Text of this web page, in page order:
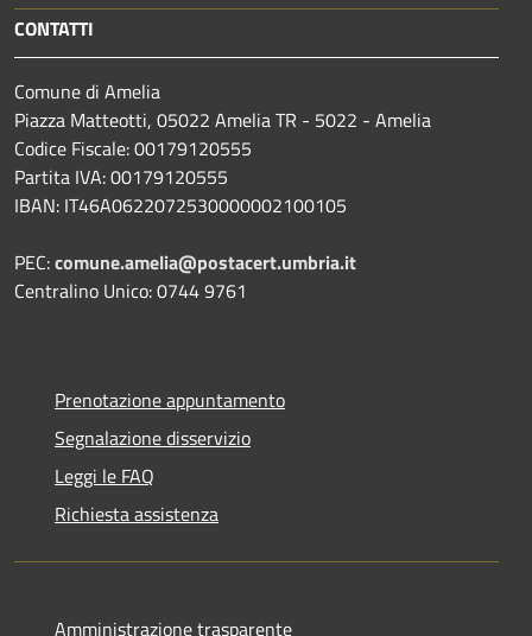
CONTATTI
Comune di Amelia
Piazza Matteotti, 05022 Amelia TR - 5022 - Amelia
Codice Fiscale: 00179120555
Partita IVA: 00179120555
IBAN: IT46A0622072530000002100105
PEC:comune.amelia@postacert.umbria.it
Centralino Unico: 0744 9761
Prenotazione appuntamento
Segnalazione disservizio
Leggi le FAQ
Richiesta assistenza
Amministrazione trasparente